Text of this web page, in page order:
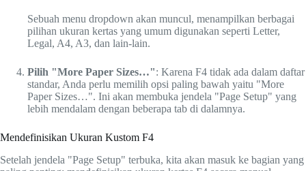
Sebuah menu dropdown akan muncul, menampilkan berbagai
pilihan ukuran kertas yang umum digunakan seperti Letter,
Legal, A4, A3, dan lain-lain.
Pilih "More Paper Sizes…": Karena F4 tidak ada dalam daftar
standar, Anda perlu memilih opsi paling bawah yaitu "More
Paper Sizes…". Ini akan membuka jendela "Page Setup" yang
lebih mendalam dengan beberapa tab di dalamnya.
Mendefinisikan Ukuran Kustom F4
Setelah jendela "Page Setup" terbuka, kita akan masuk ke bagian yang